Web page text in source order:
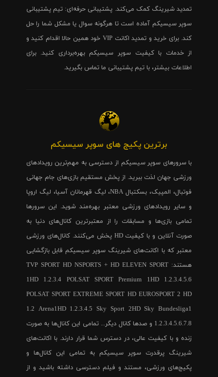
تمدید شیرینگ کمک می‌کند. پشتیبانی حرفه‌ای: تیم پشتیبانی
سوپر سیسیکم آماده است تا هرگونه سوال یا مشکل شما را حل
کند. برای خرید و تمدید اکانت VIP خود همین حالا اقدام کنید و
از خدمات با کیفیت سوپر سیسیکم بهره‌برداری کنید. برای
اطلاعات بیشتر، با تیم پشتیبانی ما تماس بگیرید.
برترین پکیج های سوپر سیسیکم
با سرورهای سوپر سیسیکم از دسترسی به مهم‌ترین رویدادهای
ورزشی جهان لذت ببرید. از پخش مستقیم بازی‌های جام جهانی
فوتبال، المپیک، بسکتبال NBA، لیگ قهرمانان آسیا، لیگ اروپا
و سایر رویدادهای ورزشی معتبر بهره‌مند شوید. این سرورها
تمامی بازی‌ها و مسابقات را از معتبرترین کانال‌های دنیا به
صورت آنلاین و با کیفیت HD پخش می‌کنند. کانال‌های ورزشی
معتبر که با اکانت‌های شیرینگ سوپر سیسیکم قابل بازگشایی
هستند: TVP SPORT HD NSPORTS + HD ELEVEN SPORT
1HD 1.2.3.4 POLSAT SPORT Premium 1HD 1.2.3.4.5.6
POLSAT SPORT EXTREME SPORT HD EUROSPORT 2 HD
1.2 Arena1HD 1.2.3.4.5 Sky Sport 2HD Sky Bundesliga1
1.2.3.4.5.6.7.8 و صدها کانال دیگر... تمامی این کانال‌ها به صورت
زنده و با کیفیت عالی، در دسترس شما قرار دارند. با اکانت‌های
شیرینگ پرقدرت سوپر سیسیکم به تمامی این کانال‌ها و
پکیج‌های ورزشی، مستند و فیلم دسترسی داشته باشید و از